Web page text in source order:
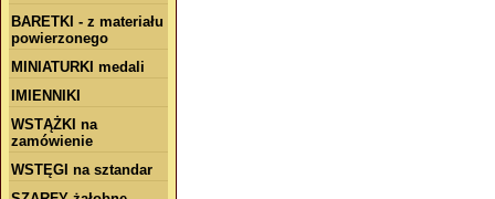
BARETKI - z materiału
powierzonego
MINIATURKI medali
IMIENNIKI
WSTĄŻKI na
zamówienie
WSTĘGI na sztandar